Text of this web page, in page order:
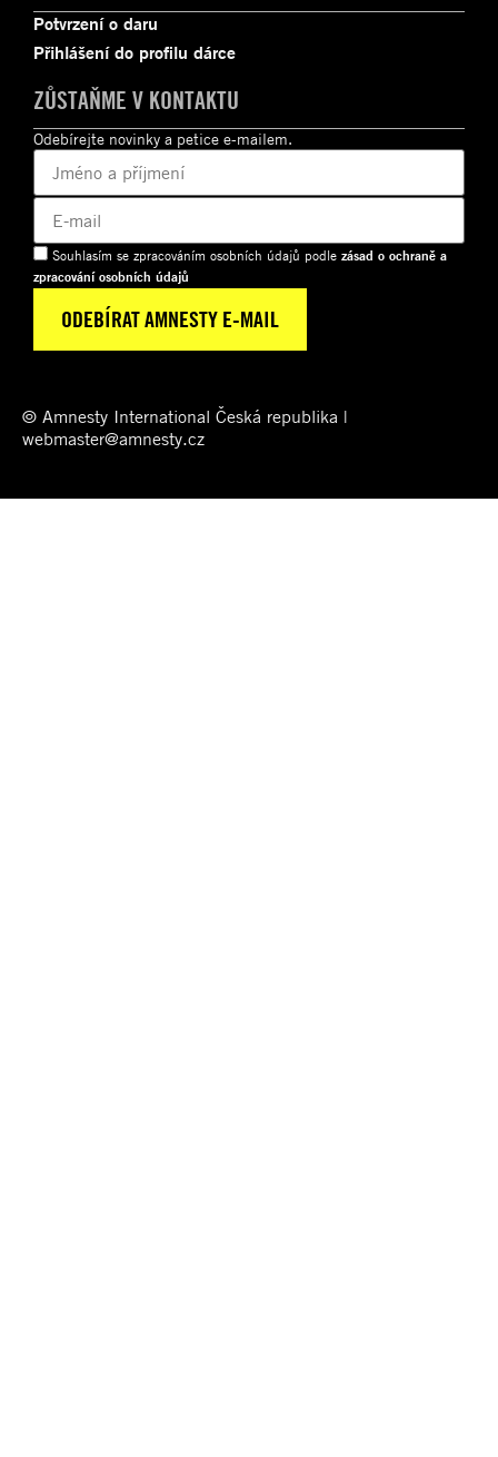
Potvrzení o daru
Přihlášení do profilu dárce
ZŮSTAŇME V KONTAKTU
Odebírejte novinky a petice e-mailem.
Souhlasím se zpracováním osobních údajů podle zásad o ochraně a
zpracování osobních údajů
© Amnesty International Česká republika |
webmaster@amnesty.cz